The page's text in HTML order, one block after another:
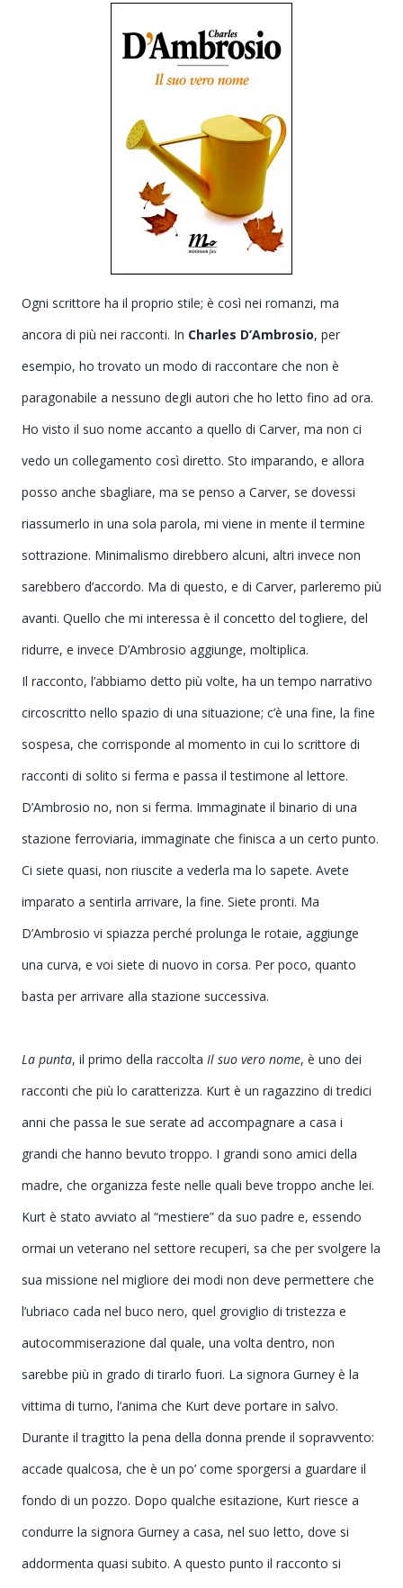
Ogni scrittore ha il proprio stile; è così nei romanzi, ma
ancora di più nei racconti. In Charles D’Ambrosio, per
esempio, ho trovato un modo di raccontare che non è
paragonabile a nessuno degli autori che ho letto fino ad ora.
Ho visto il suo nome accanto a quello di Carver, ma non ci
vedo un collegamento così diretto. Sto imparando, e allora
posso anche sbagliare, ma se penso a Carver, se dovessi
riassumerlo in una sola parola, mi viene in mente il termine
sottrazione. Minimalismo direbbero alcuni, altri invece non
sarebbero d’accordo. Ma di questo, e di Carver, parleremo più
avanti. Quello che mi interessa è il concetto del togliere, del
ridurre, e invece D’Ambrosio aggiunge, moltiplica.
Il racconto, l’abbiamo detto più volte, ha un tempo narrativo
circoscritto nello spazio di una situazione; c’è una fine, la fine
sospesa, che corrisponde al momento in cui lo scrittore di
racconti di solito si ferma e passa il testimone al lettore.
D’Ambrosio no, non si ferma. Immaginate il binario di una
stazione ferroviaria, immaginate che finisca a un certo punto.
Ci siete quasi, non riuscite a vederla ma lo sapete. Avete
imparato a sentirla arrivare, la fine. Siete pronti. Ma
D’Ambrosio vi spiazza perché prolunga le rotaie, aggiunge
una curva, e voi siete di nuovo in corsa. Per poco, quanto
basta per arrivare alla stazione successiva.
La punta, il primo della raccolta Il suo vero nome, è uno dei
racconti che più lo caratterizza. Kurt è un ragazzino di tredici
anni che passa le sue serate ad accompagnare a casa i
grandi che hanno bevuto troppo. I grandi sono amici della
madre, che organizza feste nelle quali beve troppo anche lei.
Kurt è stato avviato al “mestiere” da suo padre e, essendo
ormai un veterano nel settore recuperi, sa che per svolgere la
sua missione nel migliore dei modi non deve permettere che
l’ubriaco cada nel buco nero, quel groviglio di tristezza e
autocommiserazione dal quale, una volta dentro, non
sarebbe più in grado di tirarlo fuori. La signora Gurney è la
vittima di turno, l’anima che Kurt deve portare in salvo.
Durante il tragitto la pena della donna prende il sopravvento:
accade qualcosa, che è un po’ come sporgersi a guardare il
fondo di un pozzo. Dopo qualche esitazione, Kurt riesce a
condurre la signora Gurney a casa, nel suo letto, dove si
addormenta quasi subito. A questo punto il racconto si